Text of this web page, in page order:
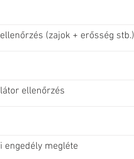
(zajok + erősség stb.)
ellenőrzés
engedély megléte